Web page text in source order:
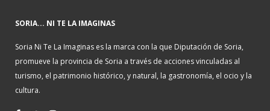
SORIA... NI TE LA IMAGINAS
Soria Ni Te La Imaginas es la marca con la que Diputación de Soria,
promueve la provincia de Soria a través de acciones vinculadas al
turismo, el patrimonio histórico, y natural, la gastronomía, el ocio y la
cultura.